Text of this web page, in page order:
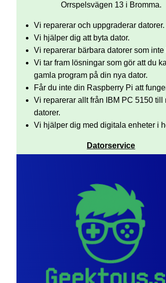
Orrspelsvägen 13 i Bromma.
Vi reparerar och uppgraderar datorer.
Vi hjälper dig att byta dator.
Vi reparerar bärbara datorer som inte
Vi tar fram lösningar som gör att du
gamla program på din nya dator.
Får du inte din Raspberry Pi att
Vi reparerar allt från IBM PC 5150 till
datorer.
Vi hjälper dig med digitala enheter i
Datorservice